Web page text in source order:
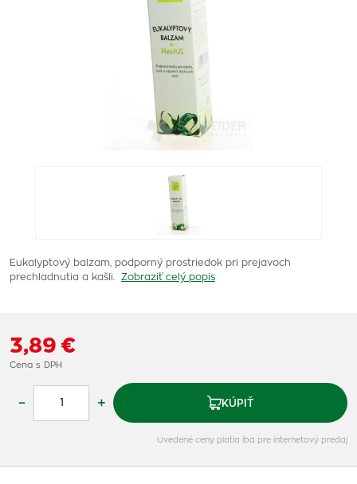
Eukalyptový balzam, podporný prostriedok pri prejavoch
prechladnutia a kašli. Zobraziť celý popis
3,89 €
Cena s DPH
– + KÚPIŤ
Uvedené ceny platia iba pre internetový predaj